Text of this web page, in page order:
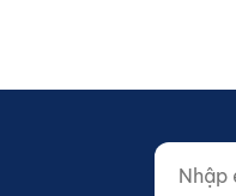
Nhập
Website